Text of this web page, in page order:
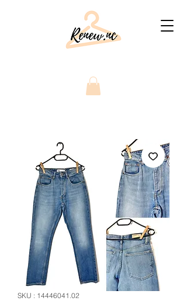
SKU : 14446041.02